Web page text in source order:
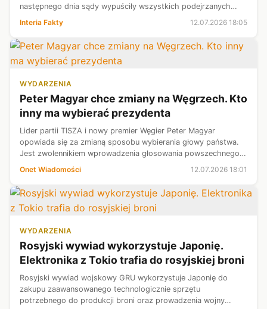
następnego dnia sądy wypuściły wszystkich podejrzanych
wolno i cała sprawa spektakularnie się rozmyła - mówi w
wywiadzie dla Inte...
Interia Fakty 12.07.2026 18:05
WYDARZENIA
Peter Magyar chce zmiany na Węgrzech. Kto
inny ma wybierać prezydenta
Lider partii TISZA i nowy premier Węgier Peter Magyar
opowiada się za zmianą sposobu wybierania głowy państwa.
Jest zwolennikiem wprowadzenia głosowania powszechnego
zamiast dotychczasowego wyboru prezydenta przez
Onet Wiadomości 12.07.2026 18:01
WYDARZENIA
Rosyjski wywiad wykorzystuje Japonię.
Elektronika z Tokio trafia do rosyjskiej broni
Rosyjski wywiad wojskowy GRU wykorzystuje Japonię do
zakupu zaawansowanego technologicznie sprzętu
potrzebnego do produkcji broni oraz prowadzenia wojny